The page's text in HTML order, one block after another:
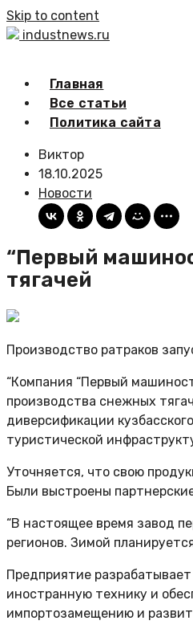
Skip to content
industnews.ru
Главная
Все статьи
Политика сайта
Виктор
18.10.2025
Новости
“Первый
тягачей
Производство ратраков
“Компания “Первый
производства снежных
диверсификации
туристической
Уточняется, что свою
Были выстроены
“В настоящее время завод
регионов. Зимой
Предприятие
иностранную технику и
импортозамещению и